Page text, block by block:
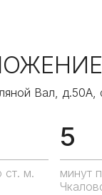
Вал, д.50А,
ст. м.
5
минут